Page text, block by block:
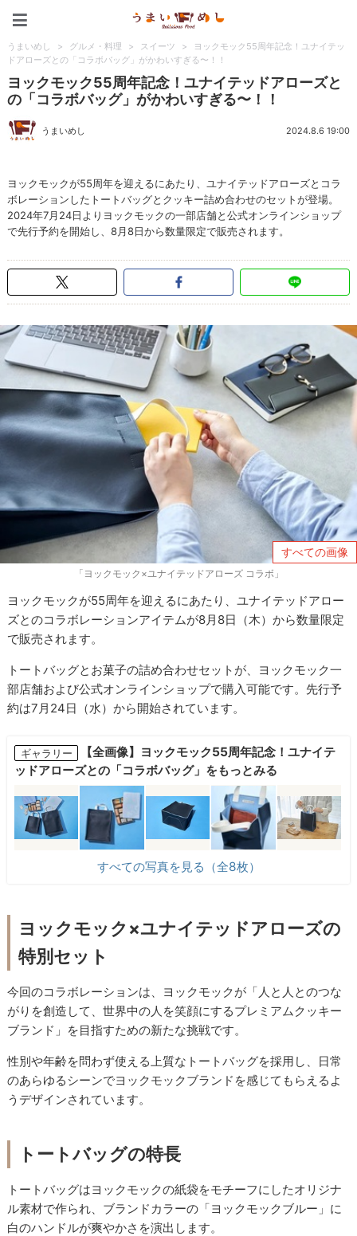
うまいめし > グルメ・料理 > スイーツ >
ヨックモック55周年記念！ユナイテッ
ドアローズとの「コラボバッグ」がかわいすぎる〜！！
ヨックモック55周年記念！ユナイテッドアローズと
の「コラボバッグ」がかわいすぎる〜！！
うまいめし 2024.8.6 19:00
ヨックモックが55周年を迎えるにあたり、ユナイテッドアローズとコラ
ボレーションしたトートバッグとクッキー詰め合わせのセットが登場。
2024年7月24日よりヨックモックの一部店舗と公式オンラインショップ
で先行予約を開始し、8月8日から数量限定で販売されます。
すべての画像
「ヨックモック×ユナイテッドアローズ コラボ」
ヨックモックが55周年を迎えるにあたり、ユナイテッドアロー
ズとのコラボレーションアイテムが8月8日（木）から数量限定
で販売されます。
トートバッグとお菓子の詰め合わせセットが、ヨックモック一
部店舗および公式オンラインショップで購入可能です。先行予
約は7月24日（水）から開始されています。
ギャラリー
【全画像】ヨックモック55周年記念！ユナイテ
ッドアローズとの「コラボバッグ」をもっとみる
すべての写真を見る（全8枚）
ヨックモック×ユナイテッドアローズの
特別セット
今回のコラボレーションは、ヨックモックが「人と人とのつな
がりを創造して、世界中の人を笑顔にするプレミアムクッキー
ブランド」を目指すための新たな挑戦です。
性別や年齢を問わず使える上質なトートバッグを採用し、日常
のあらゆるシーンでヨックモックブランドを感じてもらえるよ
うデザインされています。
トートバッグの特長
トートバッグはヨックモックの紙袋をモチーフにしたオリジナ
ル素材で作られ、ブランドカラーの「ヨックモックブルー」に
白のハンドルが爽やかさを演出します。